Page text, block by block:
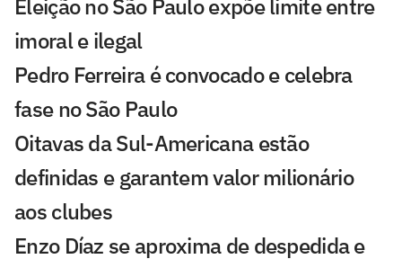
Eleição no São Paulo expõe limite entre
imoral e ilegal
Pedro Ferreira é convocado e celebra
fase no São Paulo
Oitavas da Sul-Americana estão
definidas e garantem valor milionário
aos clubes
Enzo Díaz se aproxima de despedida e